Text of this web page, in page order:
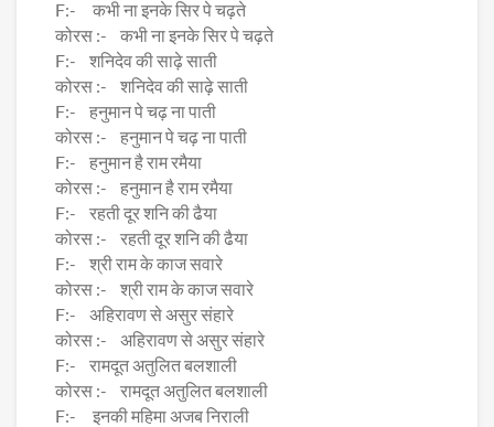
F:- कभी ना इनके सिर पे चढ़ते
कोरस :- कभी ना इनके सिर पे चढ़ते
F:- शनिदेव की साढ़े साती
कोरस :- शनिदेव की साढ़े साती
F:- हनुमान पे चढ़ ना पाती
कोरस :- हनुमान पे चढ़ ना पाती
F:- हनुमान है राम रमैया
कोरस :- हनुमान है राम रमैया
F:- रहती दूर शनि की ढैया
कोरस :- रहती दूर शनि की ढैया
F:- श्री राम के काज सवारे
कोरस :- श्री राम के काज सवारे
F:- अहिरावण से असुर संहारे
कोरस :- अहिरावण से असुर संहारे
F:- रामदूत अतुलित बलशाली
कोरस :- रामदूत अतुलित बलशाली
F:- इनकी महिमा अजब निराली